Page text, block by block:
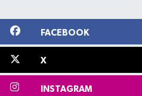
FACEBOOK
X
INSTAGRAM